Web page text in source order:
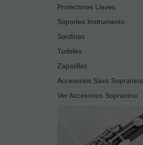
Protectores Llaves
Soportes Instrumento
Sordinas
Tudeles
Zapatillas
Accesorios Saxo Sopranino
Ver Accesorios Sopranino